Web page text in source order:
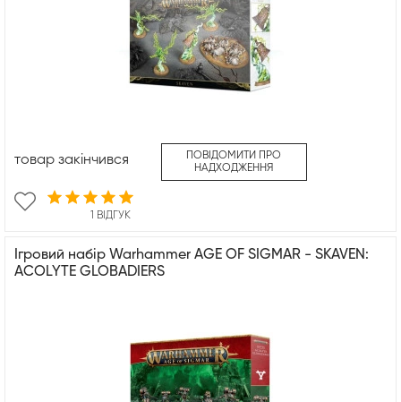
1 ВІДГУК
товар закінчився
ПОВІДОМИТИ ПРО
НАДХОДЖЕННЯ
Ігровий набір Warhammer AGE OF SIGMAR - SKAVEN:
ACOLYTE GLOBADIERS